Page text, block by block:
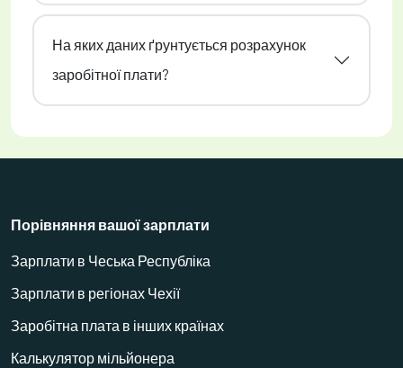
На яких даних ґрунтується розрахунок
заробітної плати?
Порівняння вашої зарплати
Зарплати в Чеська Республіка
Зарплати в регіонах Чехії
Заробітна плата в інших країнах
Калькулятор мільйонера